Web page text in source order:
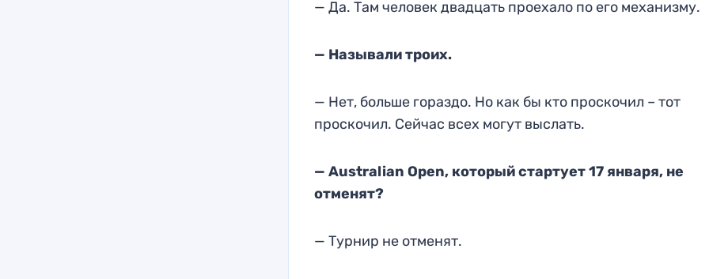
— Да.Там человек двадцать проехало по его механизму.
— Называли троих.
— Нет, больше гораздо. Но как бы кто проскочил – тот
проскочил. Сейчас всех могут выслать.
—Australian Open, который стартует 17 января, не
отменят?
— Турнир не отменят.